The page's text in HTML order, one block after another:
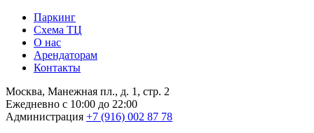
Паркинг
Схема ТЦ
О нас
Арендаторам
Контакты
Москва, Манежная пл., д. 1, стр. 2
Ежедневно с 10:00 до 22:00
Администрация +7 (916) 002 87 78